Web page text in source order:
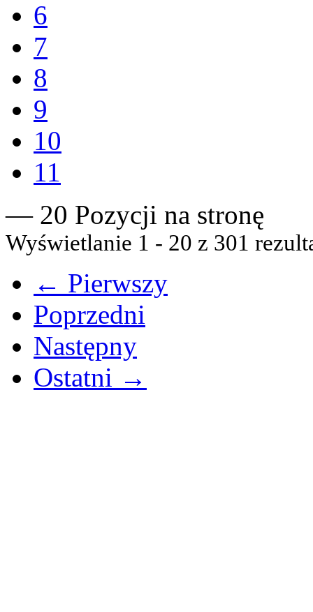
6
7
8
9
10
11
— 20 Pozycji na stronę
Wyświetlanie 1 - 20 z 301
← Pierwszy
Poprzedni
Następny
Ostatni →